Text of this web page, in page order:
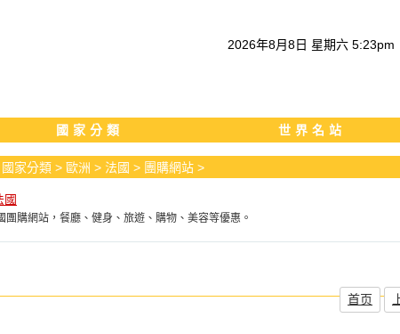
2026年8月8日 星期六 5:23pm
國家分類 世界名站
國家分類 > 歐洲 > 法國 > 團購網站 >
國
團購網站，餐廳、健身、旅遊、購物、美容等優惠。
首页